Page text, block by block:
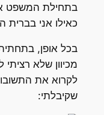
בתחילת המשפט
כאילו אני בברית
בכל אופן,
מכיוון שלא
לקרוא את
שקיבלתי: